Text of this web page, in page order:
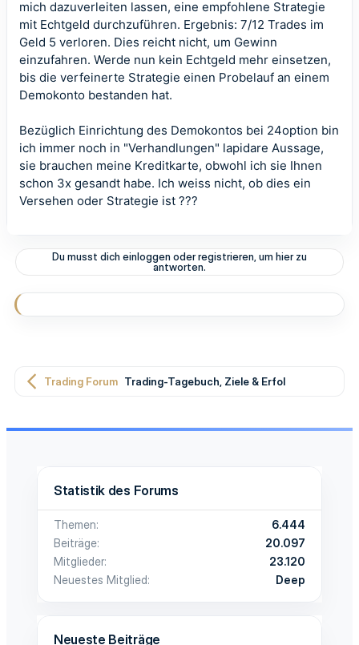
mich dazuverleiten lassen, eine empfohlene Strategie
mit Echtgeld durchzuführen. Ergebnis: 7/12 Trades im
Geld 5 verloren. Dies reicht nicht, um Gewinn
einzufahren. Werde nun kein Echtgeld mehr einsetzen,
bis die verfeinerte Strategie einen Probelauf an einem
Demokonto bestanden hat.
Bezüglich Einrichtung des Demokontos bei 24option bin
ich immer noch in "Verhandlungen" lapidare Aussage,
sie brauchen meine Kreditkarte, obwohl ich sie Ihnen
schon 3x gesandt habe. Ich weiss nicht, ob dies ein
Versehen oder Strategie ist ???
Du musst dich einloggen oder registrieren, um hier zu
antworten.
Trading Forum Trading-Tagebuch, Ziele & Erfolge
Statistik des Forums
Themen
6.444
Beiträge
20.097
Mitglieder
23.120
Neuestes Mitglied
Deep
Neueste Beiträge